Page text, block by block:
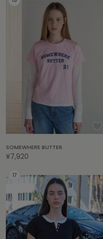
LAATO
le coq sportif
ルコックスポルティフ
LeSportsac
レスポートサック
LILY BROWN
リリーブラウン
リリーブラウンランジェリー
リトルユニオン トウキョウ
made of Organics
メイドオブオーガニクス
SOMEWHERE BUTTER.
¥7,920